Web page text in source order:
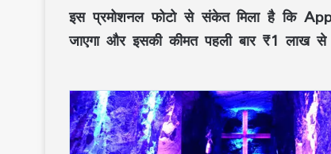
इस प्रमोशनल फोटो से संकेत मिला है कि
जाएगा और इसकी कीमत पहली बार ₹1 लाख